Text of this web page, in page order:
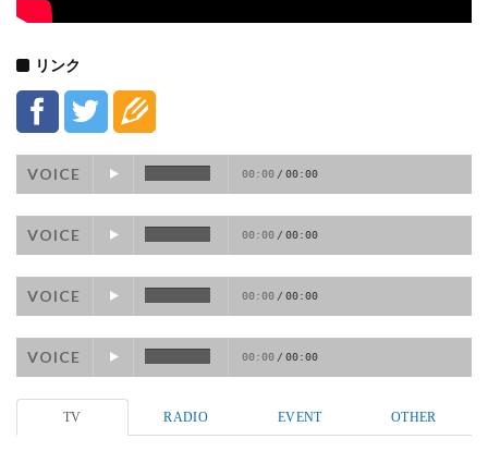
リンク
VOICE 00:00 / 00:00
VOICE 00:00 / 00:00
VOICE 00:00 / 00:00
VOICE 00:00 / 00:00
TV RADIO EVENT OTHER